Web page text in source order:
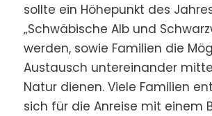
sollte ein Höhepunkt des
„Schwäbische Alb und
werden, sowie Familien die
Austausch untereinander
Natur dienen. Viele Familien
sich für die Anreise mit einem